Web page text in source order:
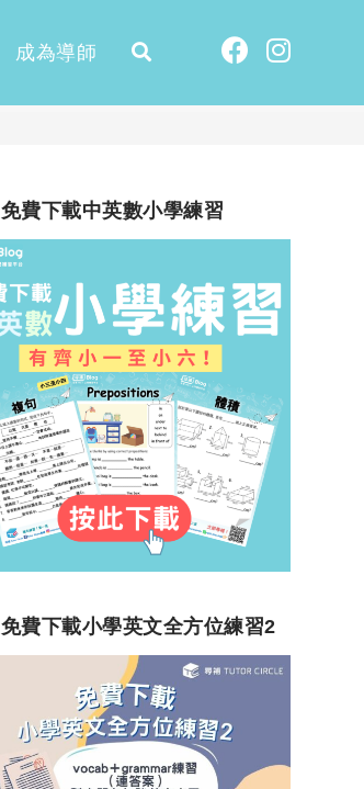
成為導師
免費下載中英數小學練習
免費下載小學英文全方位練習2